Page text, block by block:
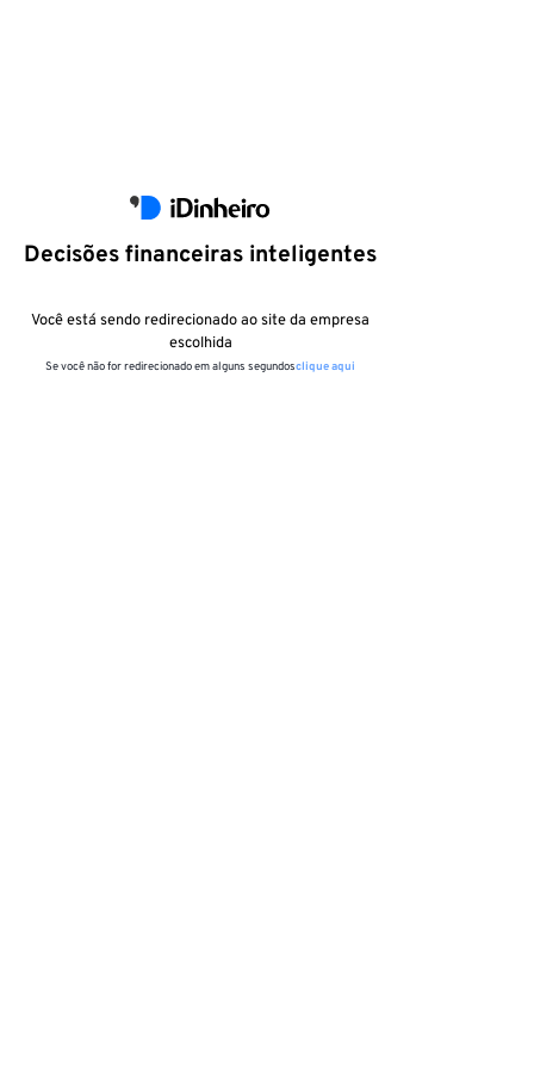
Decisões financeiras inteligentes
Você está sendo redirecionado ao site da empresa
escolhida
Se você não for redirecionado em alguns segundosclique aqui